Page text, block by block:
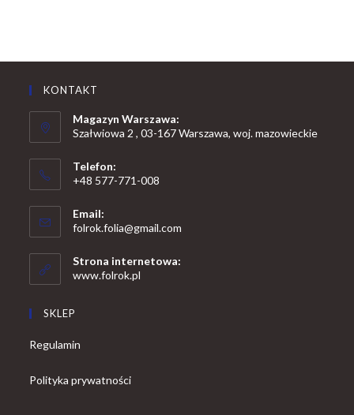
KONTAKT
Magazyn Warszawa:
Szałwiowa 2 , 03-167 Warszawa, woj. mazowieckie
Telefon:
+48 577-771-008
in
your
application
Email:
folrok.folia@gmail.com
Strona internetowa:
www.folrok.pl
SKLEP
Regulamin
Polityka prywatności